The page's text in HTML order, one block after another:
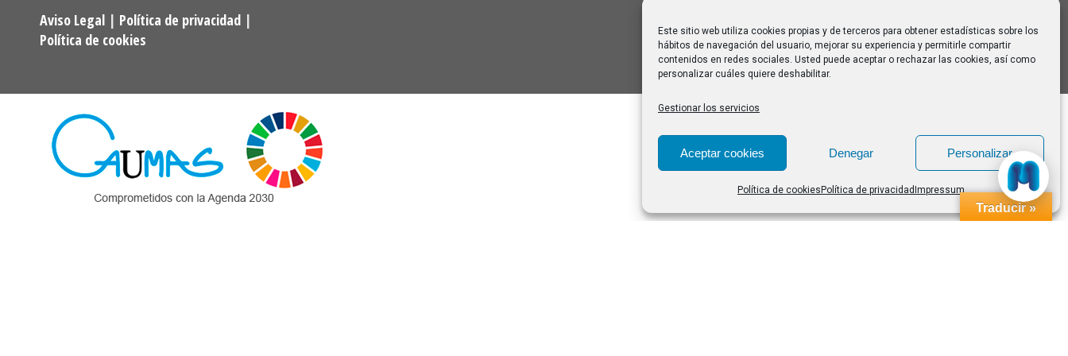
Este sitio web utiliza cookies propias y de terceros para obtener estadísticas sobre los
hábitos de navegación del usuario, mejorar su experiencia y permitirle compartir
contenidos en redes sociales. Usted puede aceptar o rechazar las cookies, así como
personalizar cuáles quiere deshabilitar.
Gestionar los servicios
Aceptar cookies Denegar Personalizar
Política de cookies Política de privacidad Impressum
Aviso Legal | Política de privacidad |
Política de cookies
Traducir »